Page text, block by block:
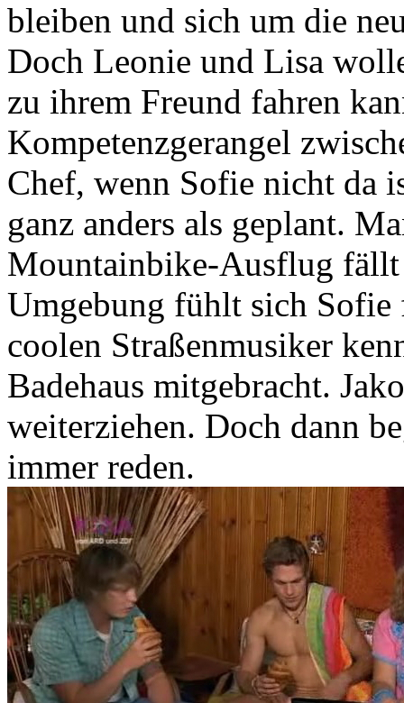
bleiben und sich um die
Doch Leonie und Lisa
zu ihrem Freund fahren
Kompetenzgerangel
Chef, wenn Sofie nicht da
ganz anders als geplant.
Mountainbike-Ausflug
Umgebung fühlt sich Sofie
coolen Straßenmusiker
Badehaus mitgebracht.
weiterziehen. Doch dann
immer reden.